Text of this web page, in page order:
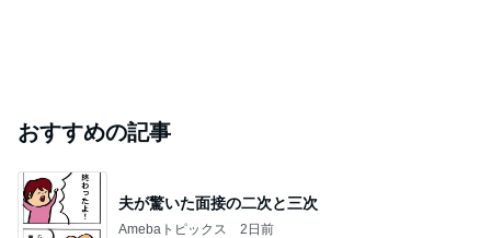
おすすめの記事
夫が驚いた面接の二次と三次
Amebaトピックス 2日前